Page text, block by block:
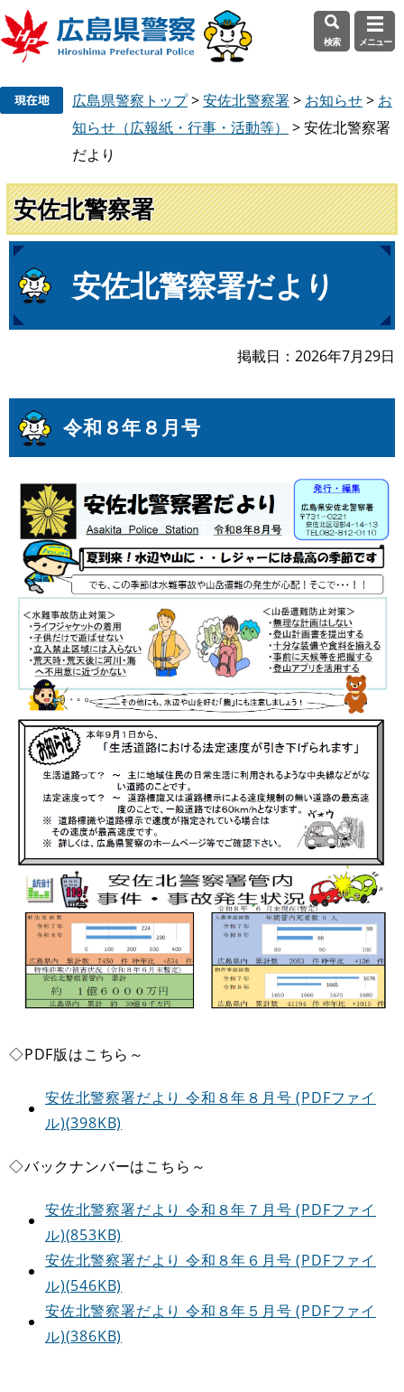
頭
で
す
。
飛
ば
し
て
へ
検索 メニュー
広島県警察トップ>安佐北警察署> お知らせ> お
知らせ（広報紙・行事・活動等）
>安佐北警察署
だより
安佐北警察署
文
安佐北警察署だより
掲載日 2026年7月29日
令和８年８月号
◇PDF版はこちら～
安佐北警察署だより 令和８年８月号 (PDFファイ
ル)(398KB)
◇バックナンバーはこちら～
安佐北警察署だより 令和８年７月号 (PDFファイ
ル)(853KB)
安佐北警察署だより 令和８年６月号 (PDFファイ
ル)(546KB)
安佐北警察署だより 令和８年５月号 (PDFファイ
ル)(386KB)